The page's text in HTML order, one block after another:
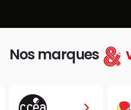
Nos marques